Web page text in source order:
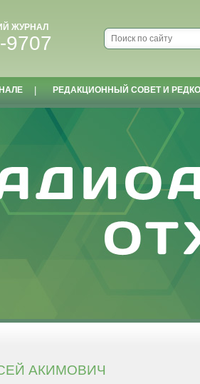
ЖУРНАЛ
9707
РЕДАКЦИОННЫЙ СОВЕТ И
АКИМОВИЧ